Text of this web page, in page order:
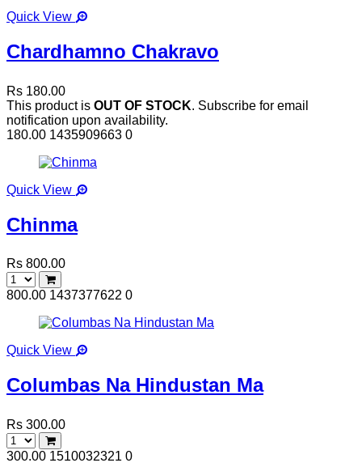
Quick View
Chardhamno Chakravo
Rs 180.00
This product is OUT OF STOCK. Subscribe for email
notification upon availability.
180.00 1435909663 0
Quick View
Chinma
Rs 800.00
800.00 1437377622 0
Quick View
Columbas Na Hindustan Ma
Rs 300.00
300.00 1510032321 0